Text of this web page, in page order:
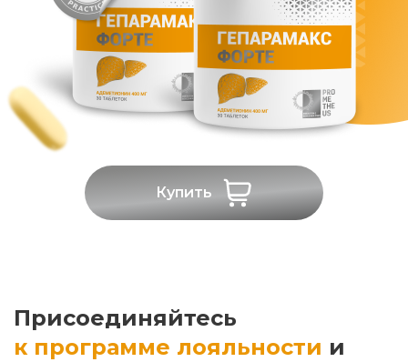
Купить
Присоединяйтесь
к программе лояльности и